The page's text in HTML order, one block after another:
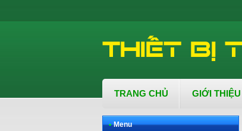
TRANG CHỦ GIỚI THIỆU
• Menu